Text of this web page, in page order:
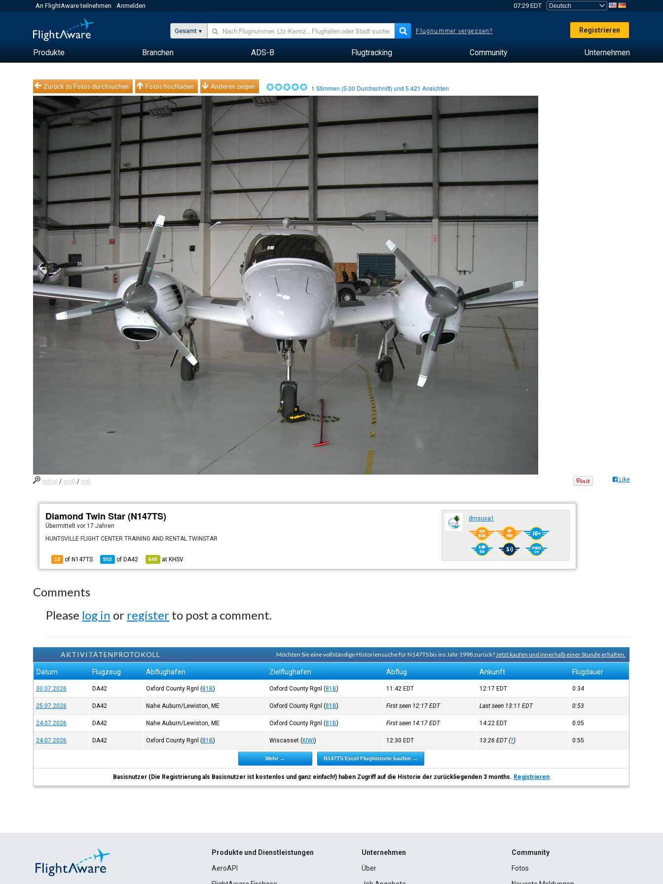
An FlightAware teilnehmen Anmelden 07:29 EDT
Gesamt Flugnummer vergessen? Registrieren
Produkte Branchen ADS-B Flugtracking Community Unternehmen
Zurück zu Fotos durchsuchen Fotos hochladen Anderen zeigen 1 Stimmen (5.00 Durchschnitt) und5.421 Ansichten
mittel / groß /voll Like
Diamond Twin Star (N147TS)
Übermitteltvor 17 Jahren
HUNTSVILLE FLIGHT CENTER TRAINING AND RENTAL TWINSTAR
13 of N147TS 952 of DA42 649 at KHSV
dmsuva1
Comments
Please log in or register to post a comment.
AKTIVITÄTENPROTOKOLL Möchten Sie eine vollständige Historiensuche für N147TS bis ins Jahr 1998 zurück?Jetzt kaufen und innerhalb einer Stunde erhalten.
Datum Flugzeug Abflughafen Zielflughafen Abflug Ankunft Flugdauer
30.07.2026 DA42 Oxford County Rgnl (81B) Oxford County Rgnl (81B) 11:42 EDT 12:17 EDT 0:34
25.07.2026 DA42 Nahe Auburn/Lewiston, ME Oxford County Rgnl (81B) First seen 12:17EDT Last seen 13:11EDT 0:53
24.07.2026 DA42 Nahe Auburn/Lewiston, ME Oxford County Rgnl (81B) First seen 14:17EDT 14:22 EDT 0:05
24.07.2026 DA42 Oxford County Rgnl (81B) Wiscasset (KIWI) 12:30 EDT 13:26EDT(?) 0:55
Mehr → N147TS Excel Flughistorie kaufen →
Basisnutzer (Die Registrierung als Basisnutzer ist kostenlos und ganz einfach!) haben Zugriff auf die Historie der zurückliegenden 3 months. Registrieren
Produkte und Dienstleistungen
AeroAPI
Unternehmen
Über
Community
Fotos